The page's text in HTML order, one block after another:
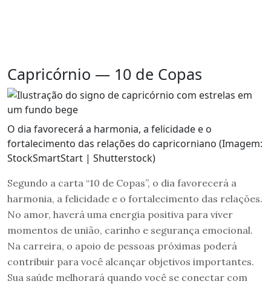
Capricórnio — 10 de Copas
O dia favorecerá a harmonia, a felicidade e o
fortalecimento das relações do capricorniano (Imagem:
StockSmartStart | Shutterstock)
Segundo a carta “10 de Copas”, o dia favorecerá a
harmonia, a felicidade e o fortalecimento das relações.
No amor, haverá uma energia positiva para viver
momentos de união, carinho e segurança emocional.
Na carreira, o apoio de pessoas próximas poderá
contribuir para você alcançar objetivos importantes.
Sua saúde melhorará quando você se conectar com